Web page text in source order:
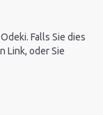
Falls Sie dies
Link, oder Sie